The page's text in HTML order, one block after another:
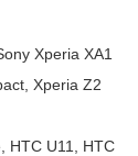
Xperia XA1
Xperia Z2
HTC U11, HTC